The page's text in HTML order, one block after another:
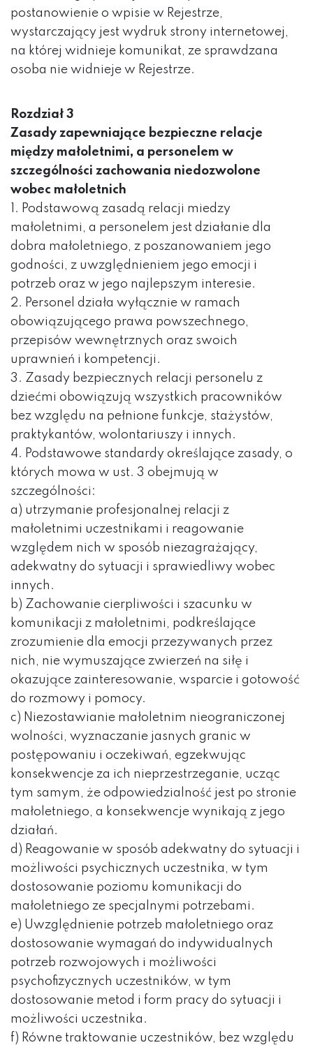
postanowienie o wpisie w Rejestrze,
wystarczający jest wydruk strony internetowej,
na której widnieje komunikat, ze sprawdzana
osoba nie widnieje w Rejestrze.
Rozdział 3
Zasady zapewniające bezpieczne relacje
między małoletnimi, a personelem w
szczególności zachowania niedozwolone
wobec małoletnich
1. Podstawową zasadą relacji miedzy
małoletnimi, a personelem jest działanie dla
dobra małoletniego, z poszanowaniem jego
godności, z uwzględnieniem jego emocji i
potrzeb oraz w jego najlepszym interesie.
2. Personel działa wyłącznie w ramach
obowiązującego prawa powszechnego,
przepisów wewnętrznych oraz swoich
uprawnień i kompetencji.
3. Zasady bezpiecznych relacji personelu z
dziećmi obowiązują wszystkich pracowników
bez względu na pełnione funkcje, stażystów,
praktykantów, wolontariuszy i innych.
4. Podstawowe standardy określające zasady, o
których mowa w ust. 3 obejmują w
szczególności:
a) utrzymanie profesjonalnej relacji z
małoletnimi uczestnikami i reagowanie
względem nich w sposób niezagrażający,
adekwatny do sytuacji i sprawiedliwy wobec
innych.
b) Zachowanie cierpliwości i szacunku w
komunikacji z małoletnimi, podkreślające
zrozumienie dla emocji przezywanych przez
nich, nie wymuszające zwierzeń na siłę i
okazujące zainteresowanie, wsparcie i gotowość
do rozmowy i pomocy.
c) Niezostawianie małoletnim nieograniczonej
wolności, wyznaczanie jasnych granic w
postępowaniu i oczekiwań, egzekwując
konsekwencje za ich nieprzestrzeganie, ucząc
tym samym, że odpowiedzialność jest po stronie
małoletniego, a konsekwencje wynikają z jego
działań.
d) Reagowanie w sposób adekwatny do sytuacji i
możliwości psychicznych uczestnika, w tym
dostosowanie poziomu komunikacji do
małoletniego ze specjalnymi potrzebami.
e) Uwzględnienie potrzeb małoletniego oraz
dostosowanie wymagań do indywidualnych
potrzeb rozwojowych i możliwości
psychofizycznych uczestników, w tym
dostosowanie metod i form pracy do sytuacji i
możliwości uczestnika.
f) Równe traktowanie uczestników, bez względu